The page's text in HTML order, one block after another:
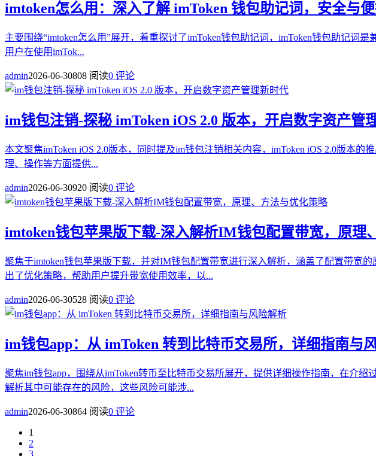
imtoken怎么用：深入了解 imToken 钱包助记词，安全与
主要围绕“imtoken怎么用”展开，着重探讨了imToken钱包助记词，imToken钱包助记词
用户在使用imTok...
admin2026-06-30808 阅读0 评论
im钱包注销-探秘 imToken iOS 2.0 版本，开启数字资产管
本文聚焦imToken iOS 2.0版本，同时提及im钱包注销相关内容，imToken iOS 2.0版本
理、操作等方面提供...
admin2026-06-30920 阅读0 评论
imtoken钱包苹果版下载-深入解析IM钱包配置带宽，原理
聚焦于imtoken钱包苹果版下载，并对IM钱包配置带宽进行深入解析，涵盖了配置带宽
出了优化策略，帮助用户提升带宽使用效率，以...
admin2026-06-30528 阅读0 评论
im钱包app：从 imToken 转到比特币交易所，详细指南与
聚焦im钱包app，围绕从imToken转币至比特币交易所展开，提供详细操作指南，在介
解析其中可能存在的风险，这些风险可能涉...
admin2026-06-30864 阅读0 评论
1
2
3